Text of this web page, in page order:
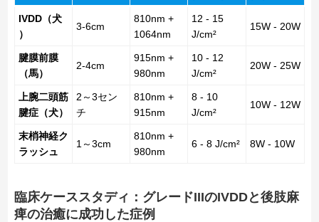
IVDD（犬
）
3-6cm
810nm +
1064nm
12 - 15
J/cm²
15W - 20W
腱膜前膜
（馬）
2-4cm
915nm +
980nm
10 - 12
J/cm²
20W - 25W
上腕二頭筋
腱症（犬）
2～3セン
チ
810nm +
915nm
8 - 10
J/cm²
10W - 12W
末梢神経ク
ラッシュ
1～3cm
810nm +
980nm
6 - 8 J/cm² 8W - 10W
臨床ケーススタディ：グレードIIIのIVDDと後肢麻
痺の治癒に成功した症例